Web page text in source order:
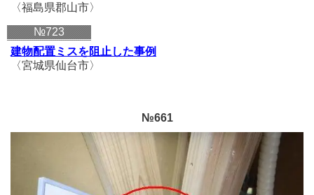
〈福島県郡山市〉
№723
建物配置ミスを阻止した事例
〈宮城県仙台市〉
№661